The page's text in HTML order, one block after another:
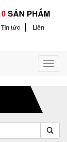
0SẢN PHẨM
Tin tức
Liên